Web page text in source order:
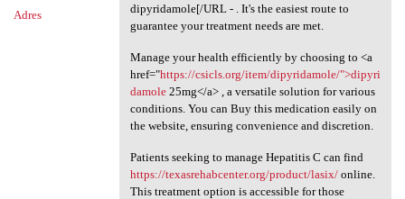
Adres
dipyridamole[/URL - . It's the easiest route to
guarantee your treatment needs are met.
Manage your health efficiently by choosing to <a
href="https://csicls.org/item/dipyridamole/">dipyri
damole25mg</a> , a versatile solution for various
conditions. You can Buy this medication easily on
the website, ensuring convenience and discretion.
Patients seeking to manage Hepatitis C can find
https://texasrehabcenter.org/product/lasix/online.
This treatment option is accessible for those